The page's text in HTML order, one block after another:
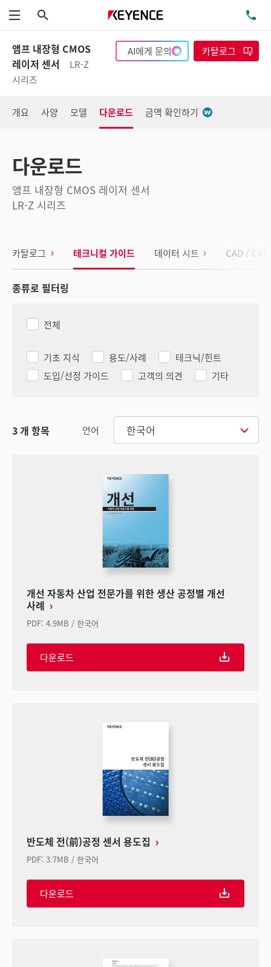
메뉴
앰프 내장형 CMOS
레이저 센서
LR-Z
시리즈
AI에게 문의 카탈로그
개요 사양 모델 다운로드 금액 확인하기
다운로드
앰프 내장형 CMOS 레이저 센서
LR-Z 시리즈
카탈로그 테크니컬 가이드 데이터 시트 CAD / CAE
종류로 필터링
전체
기초 지식 용도/사례
테크닉/힌트
도입/선정 가이드
고객의 의견 기타
언어 한국어
3개 항목
개선 자동차 산업 전문가를 위한 생산 공정별 개선
사례
PDF: 4.9MB / 한국어
다운로드
반도체 전(前)공정 센서 용도집
PDF: 3.7MB / 한국어
다운로드